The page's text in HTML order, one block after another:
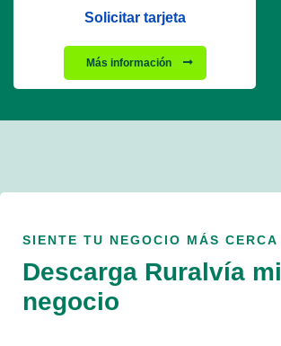
Solicitar tarjeta
Más información
SIENTE TU NEGOCIO MÁS CERCA
Descarga Ruralvía mi
negocio